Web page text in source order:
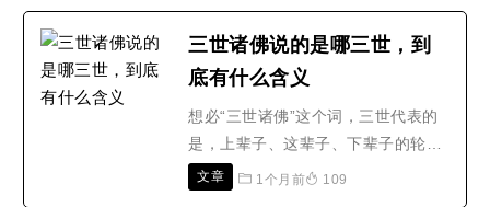
可思议的。白骨森森的墓葬主向人们
贵富豪，还是平民百姓、穷鬼乞丐;无
论是国色天香的美貌佳人..
三世诸佛说的是哪三世，到
底有什么含义
想必“三世诸佛”这个词，三世代表的
是，上辈子、这辈子、下辈子的轮回
观，其实不仅仅是这些含义。佛教中
文章 1个月前 109